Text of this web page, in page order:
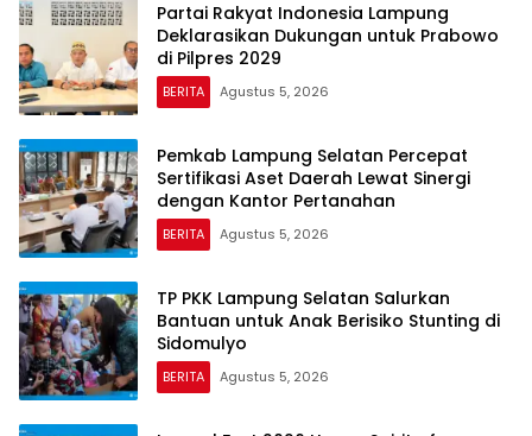
Partai Rakyat Indonesia Lampung
Deklarasikan Dukungan untuk Prabowo
di Pilpres 2029
BERITA Agustus 5, 2026
Pemkab Lampung Selatan Percepat
Sertifikasi Aset Daerah Lewat Sinergi
dengan Kantor Pertanahan
BERITA Agustus 5, 2026
TP PKK Lampung Selatan Salurkan
Bantuan untuk Anak Berisiko Stunting di
Sidomulyo
BERITA Agustus 5, 2026